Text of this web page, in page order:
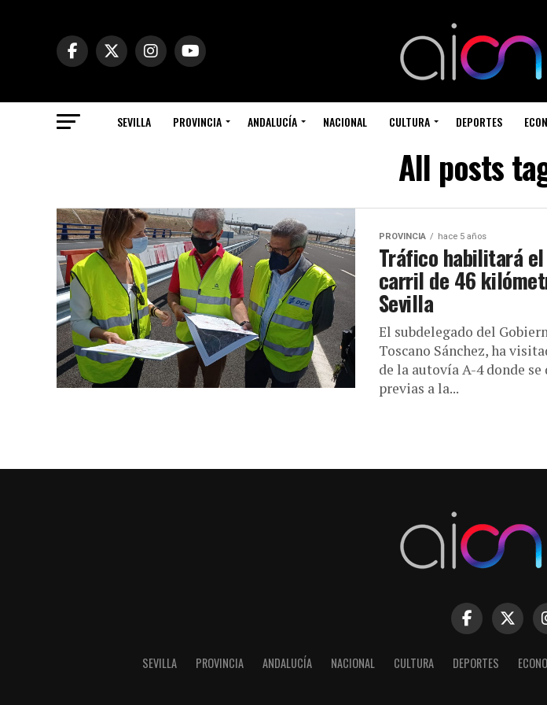
SEVILLA PROVINCIA ANDALUCÍA NACIONAL CULTURA DEPORTES
All posts
PROVINCIA hace 5 años
Tráfico habilitará
carril de 46
Sevilla
El subdelegado del
Toscano Sánchez, ha
de la autovía A-4 donde
previas a la...
SEVILLA PROVINCIA ANDALUCÍA NACIONAL CULTURA DEPORTES